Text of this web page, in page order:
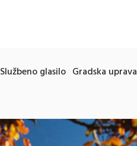
Službeno glasilo Gradska uprava